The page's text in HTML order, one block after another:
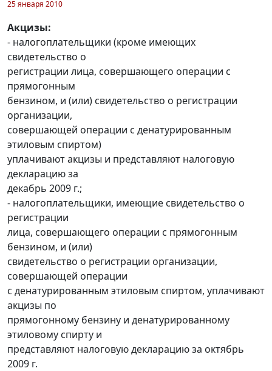
25 января 2010
Акцизы:
- налогоплательщики (кроме имеющих
свидетельство о
регистрации лица, совершающего операции с
прямогонным
бензином, и (или) свидетельство о регистрации
организации,
совершающей операции с денатурированным
этиловым спиртом)
уплачивают акцизы и представляют налоговую
декларацию за
декабрь 2009 г.;
- налогоплательщики, имеющие свидетельство о
регистрации
лица, совершающего операции с прямогонным
бензином, и (или)
свидетельство о регистрации организации,
совершающей операции
с денатурированным этиловым спиртом, уплачивают
акцизы по
прямогонному бензину и денатурированному
этиловому спирту и
представляют налоговую декларацию за октябрь
2009 г.